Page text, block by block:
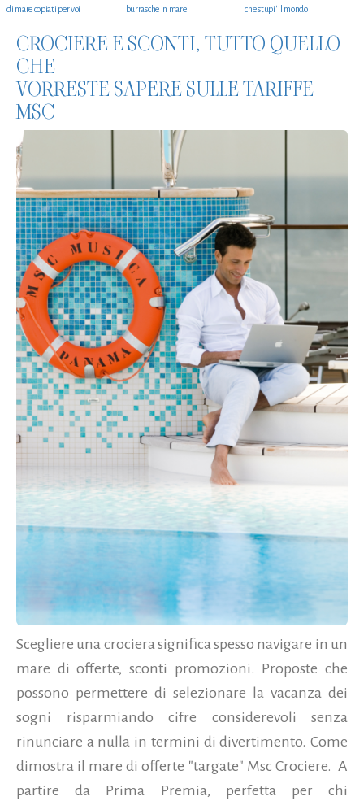
di mare copiati per voi
burrasche in mare
che stupi' il mondo
CROCIERE E SCONTI, TUTTO QUELLO
CHE
VORRESTE SAPERE SULLE TARIFFE
MSC
Scegliere una crociera significa spesso navigare in un
mare di offerte, sconti promozioni. Proposte che
possono permettere di selezionare la vacanza dei
sogni risparmiando cifre considerevoli senza
rinunciare a nulla in termini di divertimento. Come
dimostra il mare di offerte "targate" Msc Crociere. A
partire da Prima Premia, perfetta per chi